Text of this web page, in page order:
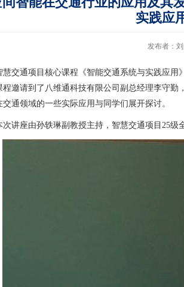
实践应
发布者：
慧交通项目核心课程《智能交通系统与实践应用
程邀请到了八维通科技有限公司副总经理李守勤
交通领域的一些实际应用与同学们展开探讨。
次讲座由孙轶琳副教授主持，智慧交通项目 25级